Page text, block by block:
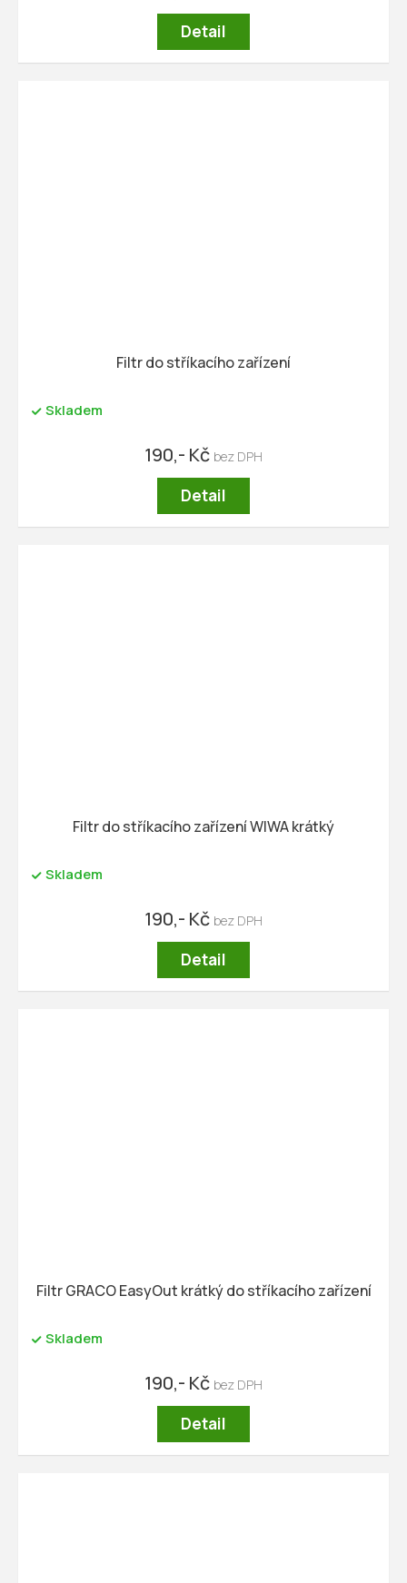
Detail
Filtr do stříkacího zařízení
Skladem
190,- Kč
Detail
Filtr do stříkacího zařízení WIWA krátký
Skladem
190,- Kč
Detail
Filtr GRACO EasyOut krátký do stříkacího zařízení
Skladem
190,- Kč
Detail